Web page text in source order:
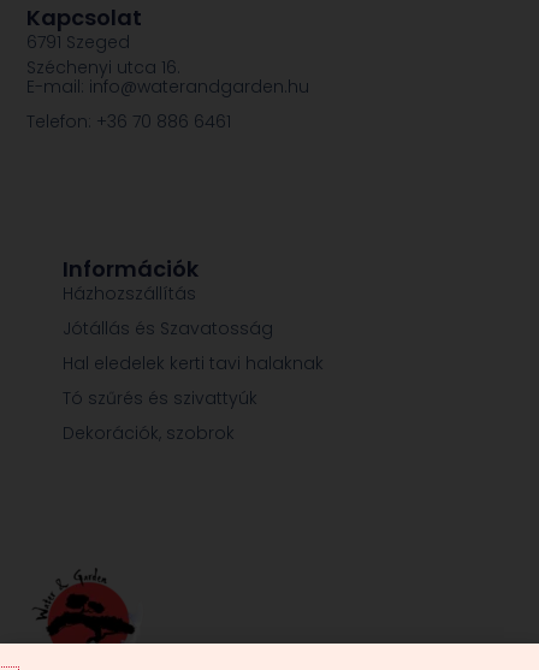
Információk
Házhozszállítás
Jótállás és Szavatosság
Hal eledelek kerti tavi halaknak
Tó szűrés és szivattyúk
Dekorációk, szobrok
Kapcsolat
6791 Szeged
Széchenyi utca 16.
E-mail: info@waterandgarden.hu
Telefon: +36 70 886 6461